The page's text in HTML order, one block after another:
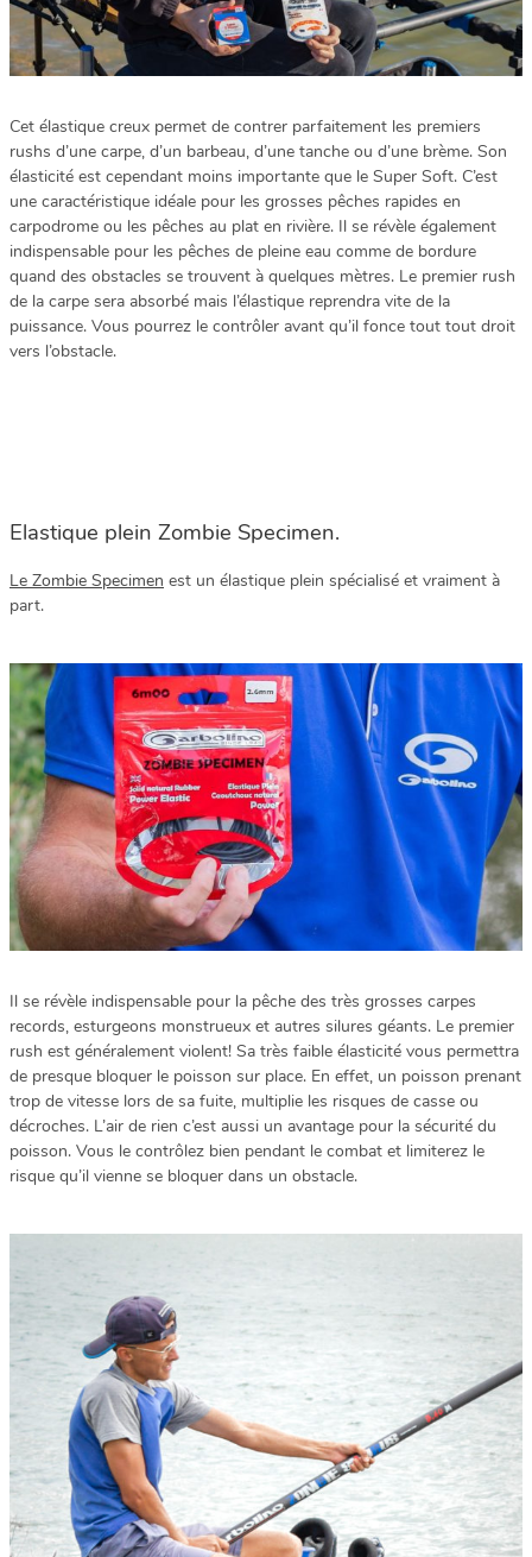
Cet élastique creux permet de contrer parfaitement les premiers
rushs d’une carpe, d’un barbeau, d’une tanche ou d’une brème. Son
élasticité est cependant moins importante que le Super Soft. C’est
une caractéristique idéale pour les grosses pêches rapides en
carpodrome ou les pêches au plat en rivière. Il se révèle également
indispensable pour les pêches de pleine eau comme de bordure
quand des obstacles se trouvent à quelques mètres. Le premier rush
de la carpe sera absorbé mais l’élastique reprendra vite de la
puissance. Vous pourrez le contrôler avant qu’il fonce tout tout droit
vers l’obstacle.
Elastique plein Zombie Specimen.
Le Zombie Specimen est un élastique plein spécialisé et vraiment à
part.
Il se révèle indispensable pour la pêche des très grosses carpes
records, esturgeons monstrueux et autres silures géants. Le premier
rush est généralement violent! Sa très faible élasticité vous permettra
de presque bloquer le poisson sur place. En effet, un poisson prenant
trop de vitesse lors de sa fuite, multiplie les risques de casse ou
décroches. L’air de rien c’est aussi un avantage pour la sécurité du
poisson. Vous le contrôlez bien pendant le combat et limiterez le
risque qu’il vienne se bloquer dans un obstacle.